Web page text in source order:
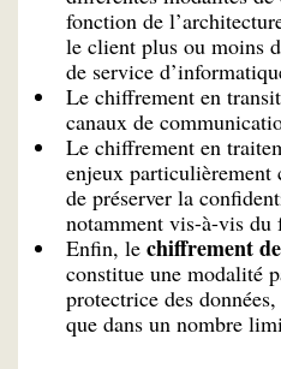
fonction de
le client plus ou moins
de service
Le chiffrement en
canaux de
Le chiffrement en
enjeux particulièrement
de préserver la
notamment vis-à-vis du
Enfin, le chiffrement
constitue une modalité
protectrice des
que dans un nombre